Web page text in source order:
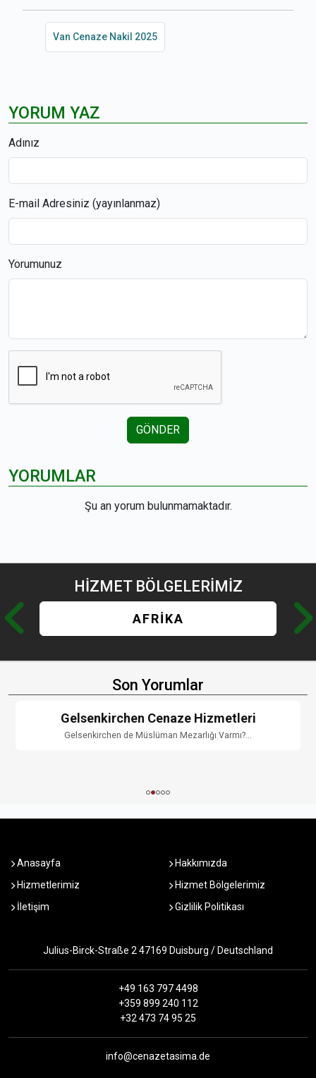
Van Cenaze Nakil 2025
YORUM YAZ
Adınız
E-mail Adresiniz (yayınlanmaz)
Yorumunuz
GÖNDER
YORUMLAR
Şu an yorum bulunmamaktadır.
HİZMET BÖLGELERİMİZ
AFRİKA
Son Yorumlar
Gelsenkirchen Cenaze Hizmetleri
Gelsenkirchen de Müslüman Mezarlığı Varmı?...
Anasayfa
Hakkımızda
Hizmetlerimiz
Hizmet Bölgelerimiz
İletişim
Gizlilik Politikası
Julius-Birck-Straße 2 47169 Duisburg / Deutschland
+49 163 797 4498
+359 899 240 112
+32 473 74 95 25
info@cenazetasima.de